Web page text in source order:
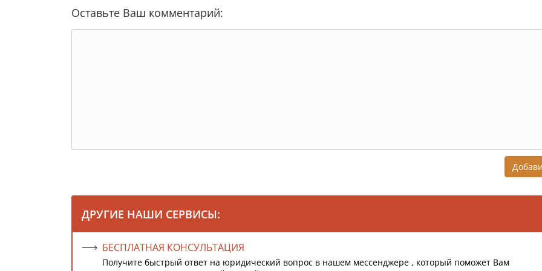
Оставьте Ваш комментарий:
ДРУГИЕ НАШИ СЕРВИСЫ:
БЕСПЛАТНАЯ КОНСУЛЬТАЦИЯ
Получите быстрый ответ на юридический вопрос в нашем мессенджере , который поможет Вам